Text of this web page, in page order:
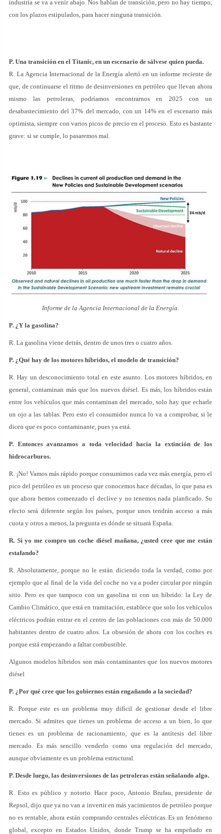
industria se va a venir abajo. Nos hablan de transición, pero no hay tiempo,
con los plazos estipulados, para hacer ninguna transición.
P. Una transición en el Titanic, en un escenario de sálvese quien pueda.
R. La Agencia Internacional de la Energía alertó en un informe reciente de
que, de continuarse el ritmo de desinversiones en petróleo que llevan ahora
mismo las petroleras, podríamos encontrarnos en 2025 con un
desabastecimiento del 37% del mercado, con un 14% en el escenario más
optimista, siempre con varios picos de precio en el proceso. Esto es bastante
grave: si se cumple, lo pasaremos mal.
Informe de la Agencia Internacional de la Energía.
P. ¿Y la gasolina?
R. La gasolina viene detrás, dentro de unos tres o cuatro años.
P. ¿Qué hay de los motores híbridos, el modelo de transición?
R. Hay un desconocimiento total en este asunto. Los motores híbridos, en
general, contaminan más que los nuevos diésel. Es más, los híbridos están
entre los vehículos que más contaminan del mercado, solo hay que echarle
un ojo a las tablas. Pero esto el consumidor nunca lo va a comprobar, si le
dicen que es poco contaminante, pues ya está.
P. Entonces avanzamos a toda velocidad hacia la extinción de los
hidrocarburos.
R. ¡No! Vamos más rápido porque consumimos cada vez más energía, pero el
pico del petróleo es un proceso que conocemos hace décadas, lo que pasa es
que ahora hemos comenzado el declive y no tenemos nada planficado. Su
efecto será diferente según los países, porque unos tendrán acceso a más
cuota y otros a menos, la pregunta es dónde se situará España.
R. Si yo me compro un coche diésel mañana, ¿usted cree que me están
estafando?
R. Absolutamente, porque no le están diciendo toda la verdad, como por
ejemplo que al final de la vida del coche no va a poder circular por ningún
sitio. Pero es que tampoco con un gasolina ni con un híbrido: la Ley de
Cambio Climático, que está en tramitación, establece que solo los vehículos
eléctricos podrán entrar en el centro de las poblaciones con más de 50.000
habitantes dentro de cuatro años. La obsesión de ahora con los coches es
porque está empezando a faltar combustible.
Algunos modelos híbridos son más contaminantes que los nuevos motores
diésel
P. ¿Por qué cree que los gobiernos están engañando a la sociedad?
R. Porque este es un problema muy difícil de gestionar desde el libre
mercado. Si admites que tienes un problema de acceso a un bien, lo que
tienes es un problema de racionamiento, que es la antítesis del libre
mercado. Es más sencillo venderlo como una regulación del mercado,
aunque obviamente es un problema estructural.
P. Desde luego, las desinversiones de las petroleras están señalando algo.
R. Esto es público y notorio. Hace poco, Antonio Brufau, presidente de
Repsol, dijo que ya no van a invertir en más yacimientos de petróleo porque
no es rentable, ahora están comprando centrales eléctricas. Es un fenómeno
global, excepto en Estados Unidos, donde Trump se ha empeñado en